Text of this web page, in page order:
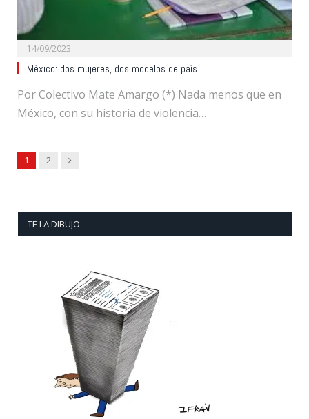
14/09/2023
México: dos mujeres, dos modelos de país
Por Colectivo Mate Amargo (*) Nada menos que en
México, con su historia de violencia…
1 2 Next
TE LA DIBUJO